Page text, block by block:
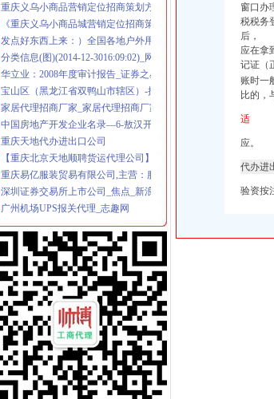
《重庆义乌小商品城营销定位招商策划方案》.doc
发点好东西上来：）全国各地户外用品店详解-旅游（Travel）版-
分类信息(图)(2014-12-3016:09:02)_网易新闻
华立业：2008年度审计报告_证券之星
宝山区（黑龙江省双鸭山市辖区）-搜百科
家居代理招商厂家_家居代理招商厂家/公司-阿里巴巴公司黄页
中国房地产开发企业名录—6-敖汉开发区招商网-中国招商引资信
重庆天地代办进出口公司
【重庆北京天地顺聘货运代理公司】网点,地址,电话,营业时间-大
重庆易亿服装贸易有限公司,主营：服装服饰,箱包设计及销售；品
深圳证券交易所上市公司_焦点_新浪财经_新浪网
广州机场UPS报关代理_志趣网
青岛饮料代理公司-青岛饮料代理厂家-|必途青岛饮料代理公司排行
重庆进口美国咖啡清关运输到成都需要多长时间【-成都进出口代
海haiyao品牌代理招商-招商加盟-globrand（全球品牌网）
重庆物流服务公司_物流服务厂_生产厂家企业公司
价格,厂家,图片,进出口全套代理,重庆市金利国际货物代理有限
重庆雷行天下国际商贸-重庆雷行天下国际商贸招商|重庆雷行天下
朝天门代办进出口公司
重庆南岸茶园新区工商服务信息,提供新重庆南岸茶园新区财税服
【2014年重庆美购贸易有限公司新招聘信息_电话_地址】-赶集网
重庆港国际集装箱有限公司货运代理分公司|重庆港国际集装箱有
朝天门火锅加盟_朝天门火锅加盟店_朝天门火锅加盟费多少-中国
重庆雅皎贸易有限公司2017新招聘信息_电话_地址-58企业名录
窗口办
税税务
后，
应在拿
记证（
账时一
比的，
适
应。
代办进
验资